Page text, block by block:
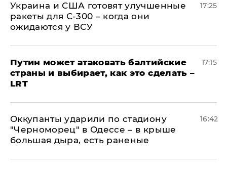
Украина и США готовят улучшенные
ракеты для С-300 – когда они
ожидаются у ВСУ
17:25
Путин может атаковать балтийские
страны и выбирает, как это сделать –
LRT
17:15
Оккупанты ударили по стадиону
"Черноморец" в Одессе – в крыше
большая дыра, есть раненые
16:42